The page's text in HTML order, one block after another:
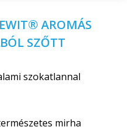
AROMÁS
SZŐTT
szokatlannal
mirha